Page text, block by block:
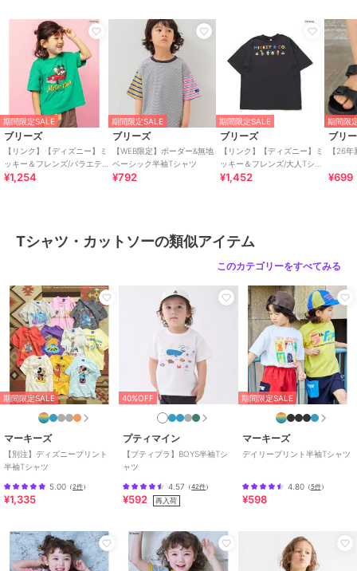
本体：綿60% ポリエステル40%
リブ部分：綿57% ポリエステル3
8% ポリウレタン5%
商品のお取り扱い方法
お手入れ
40℃を上限に洗濯機で洗濯、デリ
ケートアイテムモード、ネット使
用、漂白剤を使用禁止、色物は同
系の色と
期間限定SALE
ブリーズ
【リンク】【ディズニー】ミ
ッキー＆フレンズ/バラエティ
Tシャツ
¥1,254
期間限定SALE
ブリーズ
【WEB限定】ボーダー&無地
ベーシック半袖Tシャツ
¥792
期間限定SALE
ブリーズ
【リンク】【ディズニー】ミ
ッキー＆フレンズ/大人Tシャ
ツ
¥1,452
期間限
ブリ
【26
¥699
Tシャツ・カットソーの類似アイテム
このカテゴリーをすべてみる
期間限定SALE
マーキーズ
【別注】ディズニープリント
半袖Tシャツ
5.00 （2件）
¥1,335
40%OFF
プティマイン
【プティプラ】BOYS半袖Tシ
ャツ
4.57 （42件）
¥592 再入荷
期間限定SALE
マーキーズ
デイリープリント半袖Tシャツ
4.80（5件）
¥598